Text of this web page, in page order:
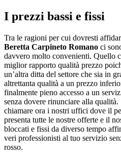
I prezzi bassi e fissi
Tra le ragioni per cui dovresti
Beretta Carpineto Romano ci
davvero molto convenienti. Quello
miglior rapporto qualità prezzo
un’altra ditta del settore che sia in
altrettanta qualità a un prezzo
finalmente pieno accesso a un
senza dovere rinunciare alla
chiamare ora i nostri uffici dove il
presenta tutte le nostre offerte e il
bloccati e fissi da diverso tempo
veri professionisti al tuo servizio
rosso.